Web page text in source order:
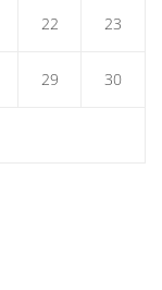
22 23
29 30